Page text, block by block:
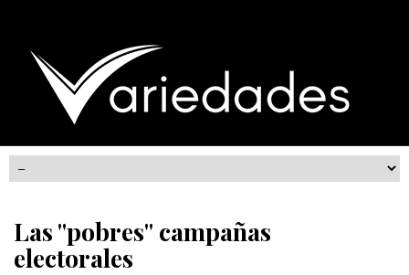
Las "pobres" campañas
electorales